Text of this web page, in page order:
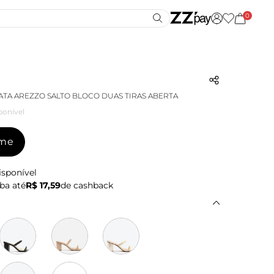
0
AREZZO SALTO BLOCO DUAS TIRAS ABERTA
atéR$ 17,59de cashback